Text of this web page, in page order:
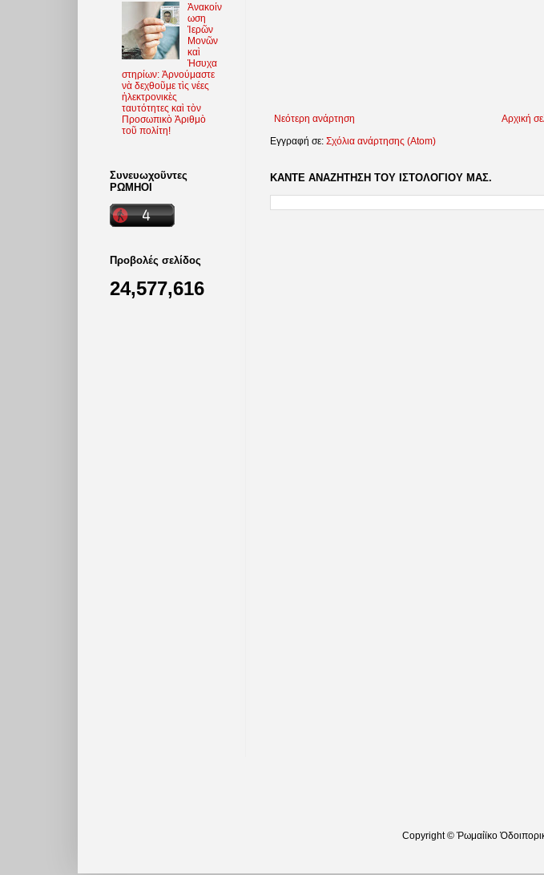
Νεότερη ανάρτηση
Αρχική
Εγγραφή σε: Σχόλια ανάρτησης (Atom)
ΚΑΝΤΕ ΑΝΑΖΗΤΗΣΗ ΤΟΥ ΙΣΤΟΛΟΓΙΟΥ ΜΑΣ.
Ἀνακοίν
ωση
Ἱερῶν
Μονῶν
καὶ
Ἡσυχα
στηρίων: Ἀρνούμαστε
νὰ δεχθοῦμε τὶς νέες
ἠλεκτρονικὲς
ταυτότητες καὶ τὸν
Προσωπικὸ Ἀριθμὸ
τοῦ πολίτη!
Συνευωχοῦντες
ΡΩΜΗΟΙ
Προβολές σελίδος
24,577,616
Copyright © Ῥωμαίϊκο